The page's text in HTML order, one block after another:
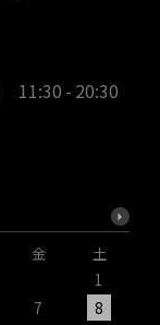
11:30 - 20:30
金
土
1
7 8